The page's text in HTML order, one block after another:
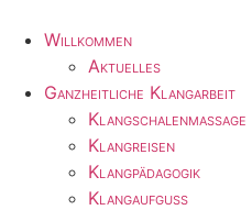
Inhalt
wechseln
Willkommen
Aktuelles
Ganzheitliche Klangarbeit
Klangschalenmassage
Klangreisen
Klangpädagogik
Klangaufguss